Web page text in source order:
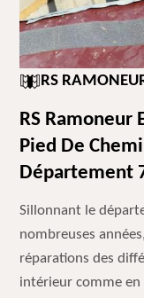
RS
RS Ramoneur
Pied De
Département
Sillonnant le
nombreuses
réparations des
intérieur comme en